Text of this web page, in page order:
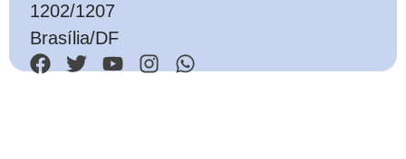
1202/1207
Brasília/DF